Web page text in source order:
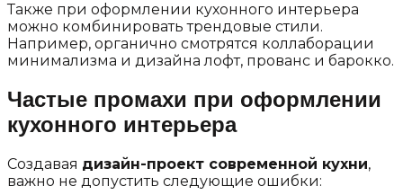
Также при оформлении кухонного интерьера
можно комбинировать трендовые стили.
Например, органично смотрятся коллаборации
минимализма и дизайна лофт, прованс и барокко.
Частые промахи при оформлении
кухонного интерьера
Создавая дизайн-проект современной кухни,
важно не допустить следующие ошибки: